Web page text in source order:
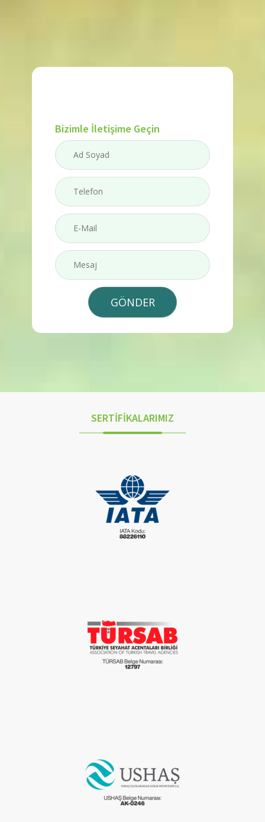
Bizimle İletişime Geçin
SERTİFİKALARIMIZ